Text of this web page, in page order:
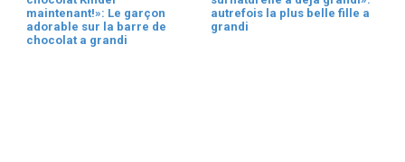
maintenant!»: Le garçon
adorable sur la barre de
chocolat a grandi
autrefois la plus belle fille a
grandi